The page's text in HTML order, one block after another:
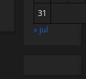
31
« jul